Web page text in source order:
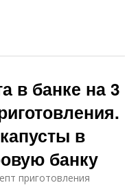
в банке на 3
в
банку
приготовления